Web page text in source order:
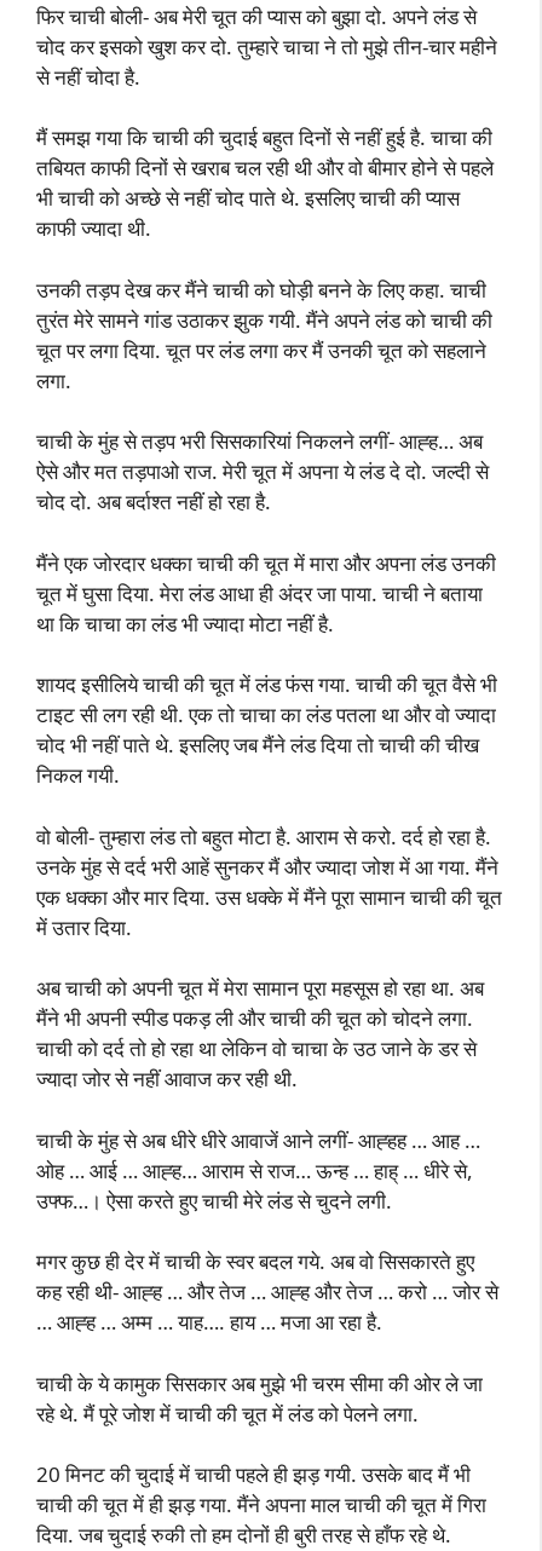
फिर चाची बोली- अब मेरी चूत की प्यास को बुझा दो. अपने लंड से
चोद कर इसको खुश कर दो. तुम्हारे चाचा ने तो मुझे तीन-चार महीने
से नहीं चोदा है.
मैं समझ गया कि चाची की चुदाई बहुत दिनों से नहीं हुई है. चाचा की
तबियत काफी दिनों से खराब चल रही थी और वो बीमार होने से पहले
भी चाची को अच्छे से नहीं चोद पाते थे. इसलिए चाची की प्यास
काफी ज्यादा थी.
उनकी तड़प देख कर मैंने चाची को घोड़ी बनने के लिए कहा. चाची
तुरंत मेरे सामने गांड उठाकर झुक गयी. मैंने अपने लंड को चाची की
चूत पर लगा दिया. चूत पर लंड लगा कर मैं उनकी चूत को सहलाने
लगा.
चाची के मुंह से तड़प भरी सिसकारियां निकलने लगीं- आह्ह… अब
ऐसे और मत तड़पाओ राज. मेरी चूत में अपना ये लंड दे दो. जल्दी से
चोद दो. अब बर्दाश्त नहीं हो रहा है.
मैंने एक जोरदार धक्का चाची की चूत में मारा और अपना लंड उनकी
चूत में घुसा दिया. मेरा लंड आधा ही अंदर जा पाया. चाची ने बताया
था कि चाचा का लंड भी ज्यादा मोटा नहीं है.
शायद इसीलिये चाची की चूत में लंड फंस गया. चाची की चूत वैसे भी
टाइट सी लग रही थी. एक तो चाचा का लंड पतला था और वो ज्यादा
चोद भी नहीं पाते थे. इसलिए जब मैंने लंड दिया तो चाची की चीख
निकल गयी.
वो बोली- तुम्हारा लंड तो बहुत मोटा है. आराम से करो. दर्द हो रहा है.
उनके मुंह से दर्द भरी आहें सुनकर मैं और ज्यादा जोश में आ गया. मैंने
एक धक्का और मार दिया. उस धक्के में मैंने पूरा सामान चाची की चूत
में उतार दिया.
अब चाची को अपनी चूत में मेरा सामान पूरा महसूस हो रहा था. अब
मैंने भी अपनी स्पीड पकड़ ली और चाची की चूत को चोदने लगा.
चाची को दर्द तो हो रहा था लेकिन वो चाचा के उठ जाने के डर से
ज्यादा जोर से नहीं आवाज कर रही थी.
चाची के मुंह से अब धीरे धीरे आवाजें आने लगीं- आह्हह … आह …
ओह … आई … आह्ह… आराम से राज… ऊन्ह … हाह् … धीरे से,
उफ्फ…। ऐसा करते हुए चाची मेरे लंड से चुदने लगी.
मगर कुछ ही देर में चाची के स्वर बदल गये. अब वो सिसकारते हुए
कह रही थी- आह्ह … और तेज … आह्ह और तेज … करो … जोर से
… आह्ह … अम्म … याह…. हाय … मजा आ रहा है.
चाची के ये कामुक सिसकार अब मुझे भी चरम सीमा की ओर ले जा
रहे थे. मैं पूरे जोश में चाची की चूत में लंड को पेलने लगा.
20 मिनट की चुदाई में चाची पहले ही झड़ गयी. उसके बाद मैं भी
चाची की चूत में ही झड़ गया. मैंने अपना माल चाची की चूत में गिरा
दिया. जब चुदाई रुकी तो हम दोनों ही बुरी तरह से हाँफ रहे थे.